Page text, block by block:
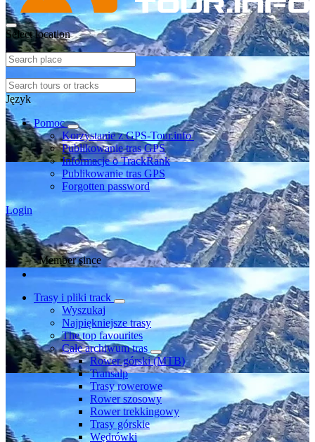
Select location
Język
Pomoc
Korzystanie z GPS-Tour.info
Publikowanie tras GPS
Informacje o TrackRank
Publikowanie tras GPS
Forgotten password
Login
Member since
Trasy i pliki track
Wyszukaj
Najpiękniejsze trasy
The top favourites
Całe archiwum tras
Rower górski (MTB)
Transalp
Trasy rowerowe
Rower szosowy
Rower trekkingowy
Trasy górskie
Wędrówki